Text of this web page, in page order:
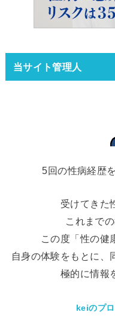
当サイト管理人
5回の性病経歴
受けてきた
これまで
この度「性の健
自身の体験をもとに、
極的に情報
keiのプロ